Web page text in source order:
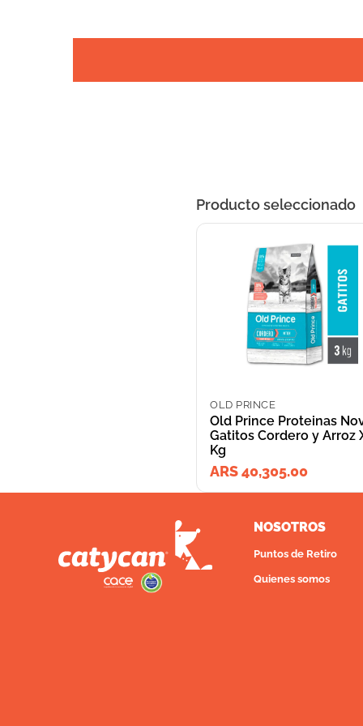
Producto seleccionado
OLD PRINCE
Old Prince Proteinas
Gatitos Cordero y Arroz
Kg
ARS 40,305.00
NOSOTROS
Puntos de Retiro
Quienes somos